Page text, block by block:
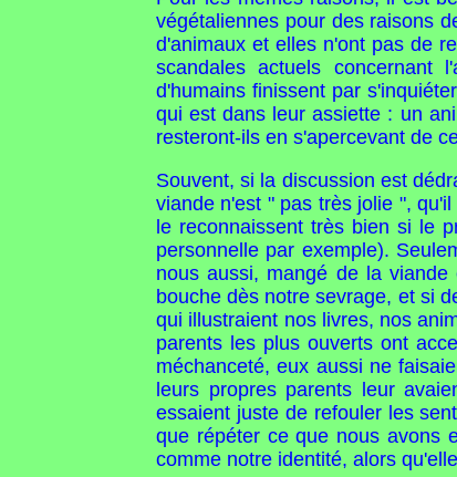
végétaliennes pour des raisons
d'animaux et elles n'ont pas de
scandales actuels concernant
d'humains finissent par
qui est dans leur assiette : un
resteront-ils en s'apercevant de
Souvent, si la discussion est
viande n'est " pas très jolie ",
le reconnaissent très bien si le
personnelle par exemple).
nous aussi, mangé de la
bouche dès notre sevrage, et si
qui illustraient nos livres, nos
parents les plus ouverts ont
méchanceté, eux aussi ne
leurs propres parents leur
essaient juste de refouler les
que répéter ce que nous avons
comme notre identité, alors